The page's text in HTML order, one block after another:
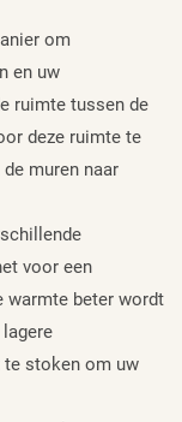
om
en uw
ruimte tussen de
deze ruimte te
muren naar
voor een
warmte beter wordt
te stoken om uw